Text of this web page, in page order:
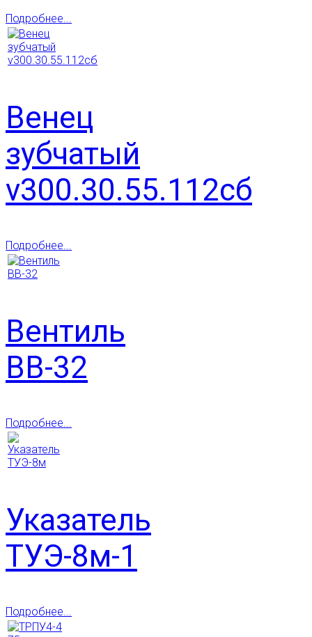
Подробнее...
Венец
зубчатый
v300.30.55.112сб
Подробнее...
Вентиль
ВВ-32
Подробнее...
Указатель
ТУЭ-8м-1
Подробнее...